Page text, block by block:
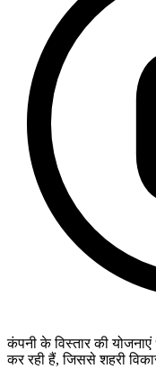
कंपनी के विस्तार की योजनाएं
कर रही हैं, जिससे शहरी